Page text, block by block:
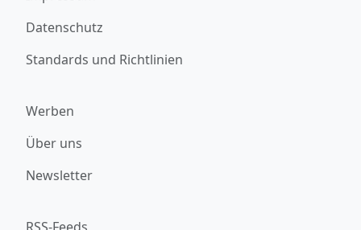
Datenschutz
Standards und Richtlinien
Werben
Über uns
Newsletter